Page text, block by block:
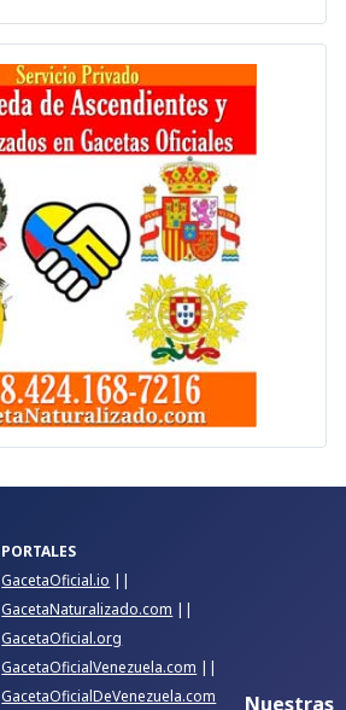
PORTALES
GacetaOficial.io ||
GacetaNaturalizado.com ||
GacetaOficial.org
GacetaOficialVenezuela.com ||
GacetaOficialDeVenezuela.com
Nuestras